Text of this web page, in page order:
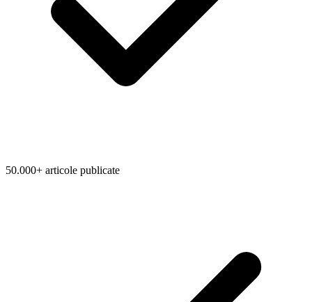
50.000+ articole publicate